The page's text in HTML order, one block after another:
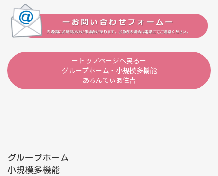
ートップページへ戻るー
グループホーム・小規模多機能
あろんてぃあ住吉
グループホーム
小規模多機能